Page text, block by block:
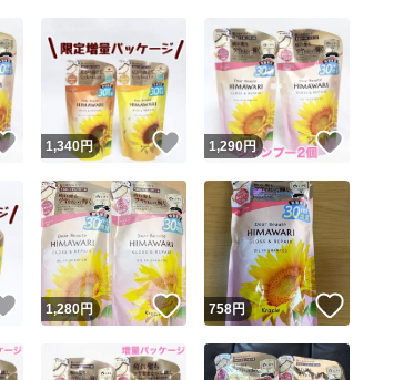
いいね！
1,340円 いいね！
1,290円
いいね！
1,280円 いいね！
758円